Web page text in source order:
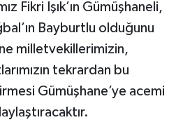
Fikri Işık’ın Gümüşhaneli,
Bayburtlu olduğunu
milletvekillerimizin,
tekrardan bu
Gümüşhane’ye acemi